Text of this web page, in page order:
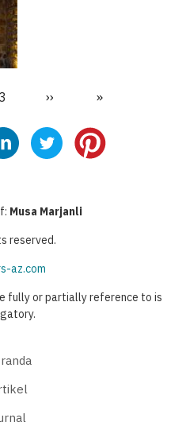
Halaman
3
Halaman
››
Last
»
Musa Marjanli
reserved.
az.com
fully or partially reference to is